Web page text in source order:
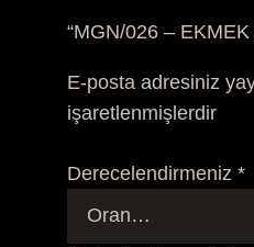
“MGN/026 –
E-posta adresiniz
işaretlenmişlerdir
Derecelendirmeniz *